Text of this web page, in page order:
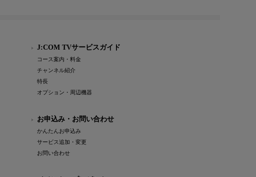
J:COM TVサービスガイド
コース案内・料金
チャンネル紹介
特長
オプション・周辺機器
お申込み・お問い合わせ
かんたんお申込み
サービス追加・変更
お問い合わせ